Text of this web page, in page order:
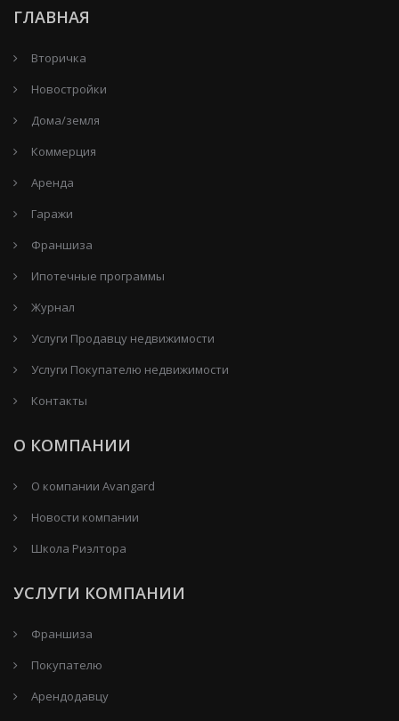
ГЛАВНАЯ
Вторичка
Новостройки
Дома/земля
Коммерция
Аренда
Гаражи
Франшиза
Ипотечные программы
Журнал
Услуги Продавцу недвижимости
Услуги Покупателю недвижимости
Контакты
О КОМПАНИИ
О компании Avangard
Новости компании
Школа Риэлтора
УСЛУГИ КОМПАНИИ
Франшиза
Покупателю
Арендодавцу